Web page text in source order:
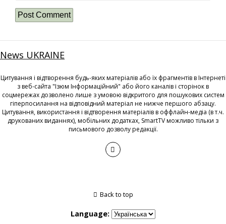
News UKRAINE
Цитування і відтворення будь-яких матеріалів або їх фрагментів в Інтернеті
з веб-сайта "Ізюм Інформаційний" або його каналів і сторінок в
соцмережах дозволено лише з умовою відкритого для пошукових систем
гіперпосилання на відповідний матеріал не нижче першого абзацу.
Цитування, використання і відтворення матеріалів в оффлайн-медіа (в т.ч.
друкованих виданнях), мобільних додатках, SmartTV можливо тільки з
письмового дозволу редакції.
Back to top
Language: